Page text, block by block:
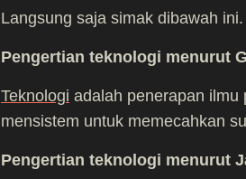
Langsung saja simak dibawah ini.
Pengertian teknologi menurut
Teknologi adalah penerapan ilmu
mensistem untuk memecahkan
Pengertian teknologi menurut